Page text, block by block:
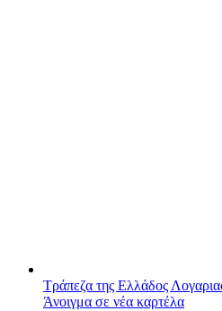
Τράπεζα της Ελλάδος
Άνοιγμα σε νέα καρτέλα